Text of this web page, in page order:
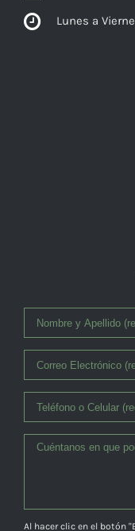
Lunes a
Al hacer clic en el botón